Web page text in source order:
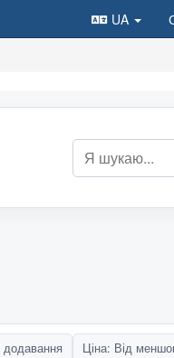
UA
Ціна: Від